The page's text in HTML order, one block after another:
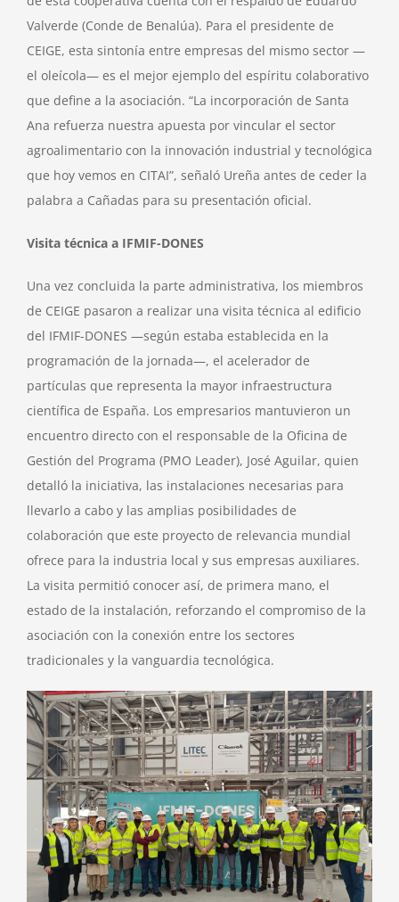
Valverde (Conde de Benalúa). Para el presidente de
CEIGE, esta sintonía entre empresas del mismo sector —
el oleícola— es el mejor ejemplo del espíritu colaborativo
que define a la asociación. “La incorporación de Santa
Ana refuerza nuestra apuesta por vincular el sector
agroalimentario con la innovación industrial y tecnológica
que hoy vemos en CITAI”, señaló Ureña antes de ceder la
palabra a Cañadas para su presentación oficial.
Visita técnica a IFMIF-DONES
Una vez concluida la parte administrativa, los miembros
de CEIGE pasaron a realizar una visita técnica al edificio
del IFMIF-DONES —según estaba establecida en la
programación de la jornada—, el acelerador de
partículas que representa la mayor infraestructura
científica de España. Los empresarios mantuvieron un
encuentro directo con el responsable de la Oficina de
Gestión del Programa (PMO Leader), José Aguilar, quien
detalló la iniciativa, las instalaciones necesarias para
llevarlo a cabo y las amplias posibilidades de
colaboración que este proyecto de relevancia mundial
ofrece para la industria local y sus empresas auxiliares.
La visita permitió conocer así, de primera mano, el
estado de la instalación, reforzando el compromiso de la
asociación con la conexión entre los sectores
tradicionales y la vanguardia tecnológica.